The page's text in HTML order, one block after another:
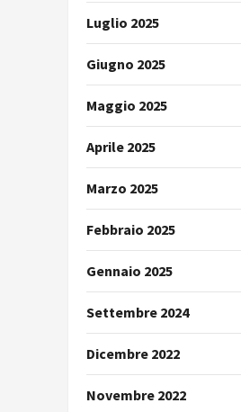
Luglio 2025
Giugno 2025
Maggio 2025
Aprile 2025
Marzo 2025
Febbraio 2025
Gennaio 2025
Settembre 2024
Dicembre 2022
Novembre 2022